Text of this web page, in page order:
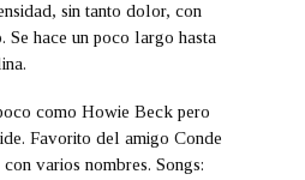
sin tanto dolor, con
Se hace un poco largo hasta
como Howie Beck pero
Favorito del amigo Conde
varios nombres. Songs: